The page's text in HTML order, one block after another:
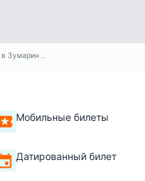
Билет в Зумарин Рим
Мобильные билеты
Датированный билет